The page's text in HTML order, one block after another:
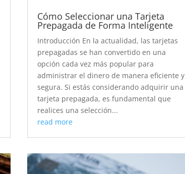
Cómo Seleccionar una Tarjeta
Prepagada de Forma Inteligente
Introducción En la actualidad, las tarjetas
prepagadas se han convertido en una
opción cada vez más popular para
administrar el dinero de manera eficiente y
segura. Si estás considerando adquirir una
tarjeta prepagada, es fundamental que
realices una selección...
read more